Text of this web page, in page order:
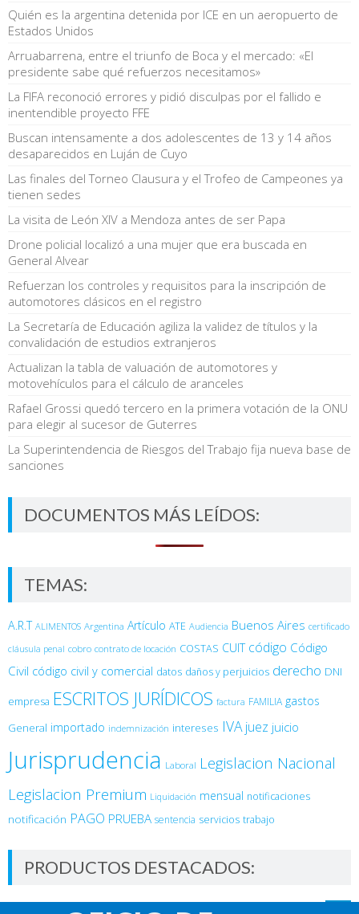
Quién es la argentina detenida por ICE en un aeropuerto de
Estados Unidos
Arruabarrena, entre el triunfo de Boca y el mercado: «El
presidente sabe qué refuerzos necesitamos»
La FIFA reconoció errores y pidió disculpas por el fallido e
inentendible proyecto FFE
Buscan intensamente a dos adolescentes de 13 y 14 años
desaparecidos en Luján de Cuyo
Las finales del Torneo Clausura y el Trofeo de Campeones ya
tienen sedes
La visita de León XIV a Mendoza antes de ser Papa
Drone policial localizó a una mujer que era buscada en
General Alvear
Refuerzan los controles y requisitos para la inscripción de
automotores clásicos en el registro
La Secretaría de Educación agiliza la validez de títulos y la
convalidación de estudios extranjeros
Actualizan la tabla de valuación de automotores y
motovehículos para el cálculo de aranceles
Rafael Grossi quedó tercero en la primera votación de la ONU
para elegir al sucesor de Guterres
La Superintendencia de Riesgos del Trabajo fija nueva base de
sanciones
DOCUMENTOS MÁS LEÍDOS:
TEMAS:
A.R.T ALIMENTOS Argentina Artículo ATE Audiencia Buenos Aires certificado
cláusula penal cobro contrato de locación COSTAS CUIT código Código
Civil código civil y comercial datos daños y perjuicios derecho DNI
empresa ESCRITOS JURÍDICOS factura FAMILIA gastos
General importado indemnización intereses IVA juez juicio
Jurisprudencia Laboral Legislacion Nacional
Legislacion Premium Liquidación mensual notificaciones
notificación PAGO PRUEBA sentencia servicios trabajo
PRODUCTOS DESTACADOS: